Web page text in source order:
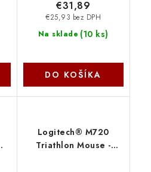
Na sklade (10 ks)
€25,93 bez DPH
€31,89
DO KOŠÍKA
Logitech® M720
Triathlon Mouse -